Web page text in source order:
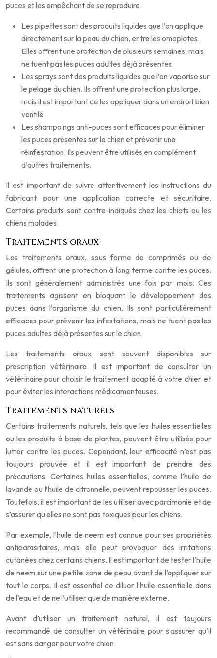
puces et les empêchant de se reproduire.
Les pipettes sont des produits liquides que l’on applique
directement sur la peau du chien, entre les omoplates.
Elles offrent une protection de plusieurs semaines, mais
ne tuent pas les puces adultes déjà présentes.
Les sprays sont des produits liquides que l’on vaporise sur
le pelage du chien. Ils offrent une protection plus large,
mais il est important de les appliquer dans un endroit bien
ventilé.
Les shampoings anti-puces sont efficaces pour éliminer
les puces présentes sur le chien et prévenir une
réinfestation. Ils peuvent être utilisés en complément
d’autres traitements.
Il est important de suivre attentivement les instructions du
fabricant pour une application correcte et sécuritaire.
Certains produits sont contre-indiqués chez les chiots ou les
chiens malades.
Traitements oraux
Les traitements oraux, sous forme de comprimés ou de
gélules, offrent une protection à long terme contre les puces.
Ils sont généralement administrés une fois par mois. Ces
traitements agissent en bloquant le développement des
puces dans l’organisme du chien. Ils sont particulièrement
efficaces pour prévenir les infestations, mais ne tuent pas les
puces adultes déjà présentes sur le chien.
Les traitements oraux sont souvent disponibles sur
prescription vétérinaire. Il est important de consulter un
vétérinaire pour choisir le traitement adapté à votre chien et
pour éviter les interactions médicamenteuses.
Traitements naturels
Certains traitements naturels, tels que les huiles essentielles
ou les produits à base de plantes, peuvent être utilisés pour
lutter contre les puces. Cependant, leur efficacité n’est pas
toujours prouvée et il est important de prendre des
précautions. Certaines huiles essentielles, comme l’huile de
lavande ou l’huile de citronnelle, peuvent repousser les puces.
Toutefois, il est important de les utiliser avec parcimonie et de
s’assurer qu’elles ne sont pas toxiques pour les chiens.
Par exemple, l’huile de neem est connue pour ses propriétés
antiparasitaires, mais elle peut provoquer des irritations
cutanées chez certains chiens. Il est important de tester l’huile
de neem sur une petite zone de peau avant de l’appliquer sur
tout le corps. Il est essentiel de diluer l’huile essentielle dans
de l’eau et de ne l’utiliser que de manière externe.
Avant d’utiliser un traitement naturel, il est toujours
recommandé de consulter un vétérinaire pour s’assurer qu’il
est sans danger pour votre chien.